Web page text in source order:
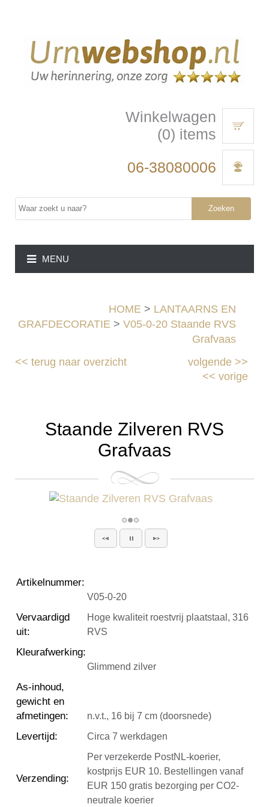
Winkelwagen
(0) items
06-38080006
Zoeken
MENU
HOME > LANTAARNS EN
GRAFDECORATIE > V05-0-20 Staande RVS
Grafvaas
<<terug naar overzicht volgende>>
<< vorige
Staande Zilveren RVS
Grafvaas
Artikelnummer:
V05-0-20
Vervaardigd
uit:
Hoge kwaliteit roestvrij plaatstaal, 316
RVS
Kleurafwerking:
Glimmend zilver
As-inhoud,
gewicht en
afmetingen: n.v.t., 16 bij 7 cm (doorsnede)
Levertijd: Circa 7 werkdagen
Verzending:
Per verzekerde PostNL-koerier,
kostprijs EUR 10. Bestellingen vanaf
EUR 150 gratis bezorging per CO2-
neutrale koerier